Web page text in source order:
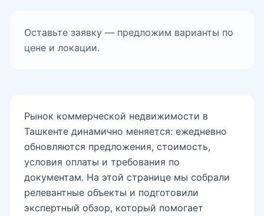
Оставьте заявку — предложим варианты по
цене и локации.
Рынок коммерческой недвижимости в
Ташкенте динамично меняется: ежедневно
обновляются предложения, стоимость,
условия оплаты и требования по
документам. На этой странице мы собрали
релевантные объекты и подготовили
экспертный обзор, который помогает